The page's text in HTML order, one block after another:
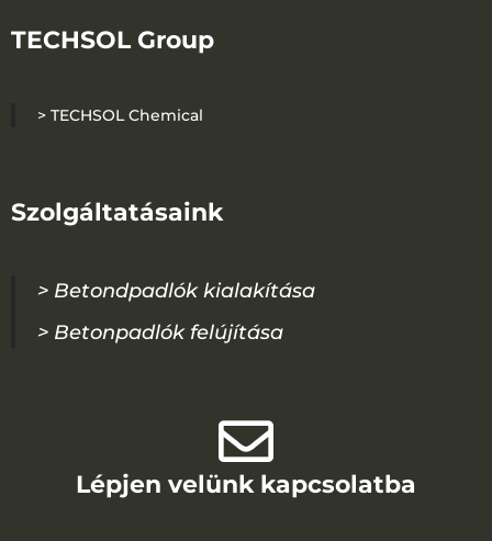
TECHSOL Group
> TECHSOL Chemical
Szolgáltatásaink
> Betondpadlók kialakítása
> Betonpadlók felújítása
Lépjen velünk kapcsolatba